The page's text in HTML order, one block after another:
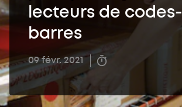
ENTREPRISE
lecteurs de codes-
barres
09 févr. 2021